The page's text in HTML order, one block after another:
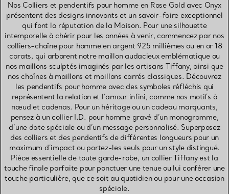
Nos Colliers et pendentifs pour homme en Rose Gold avec Onyx
présentent des designs innovants et un savoir-faire exceptionnel
qui font la réputation de la Maison. Pour une silhouette
intemporelle à chérir pour les années à venir, commencez par nos
colliers-chaîne pour homme en argent 925 millièmes ou en or 18
carats, qui arborent notre maillon audacieux emblématique ou
nos maillons sculptés imaginés par les artisans Tiffany, ainsi que
nos chaînes à maillons et maillons carrés classiques. Découvrez
les pendentifs pour homme avec des symboles réfléchis qui
représentent la relation et l’amour infini, comme nos motifs à
nœud et cadenas. Pour un héritage ou un cadeau marquants,
pensez à un collier I.D. pour homme gravé d’un monogramme,
d’une date spéciale ou d’un message personnalisé. Superposez
des colliers et des pendentifs de différentes longueurs pour un
maximum d’impact ou portez-les seuls pour un style distingué.
Pièce essentielle de toute garde-robe, un collier Tiffany est la
touche finale parfaite pour ponctuer une tenue ou lui conférer une
touche particulière, que ce soit au quotidien ou pour une occasion
spéciale.